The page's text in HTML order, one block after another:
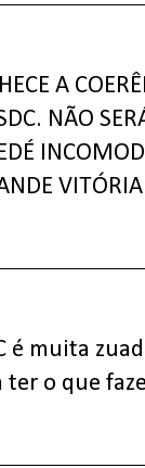
A
NÃO
é muita
o que